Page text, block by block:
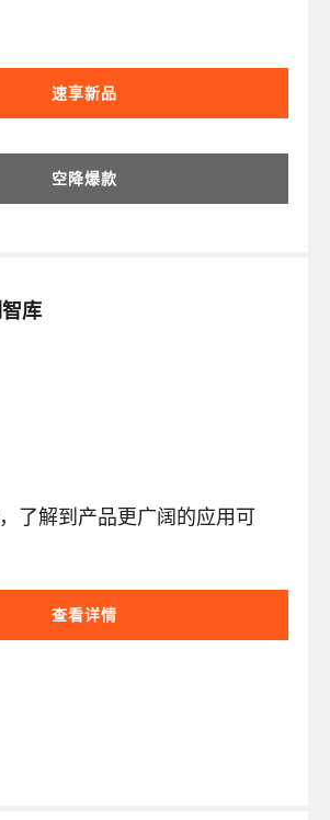
速享新品
空降爆款
库
了解到产品更广阔的应用可
查看详情